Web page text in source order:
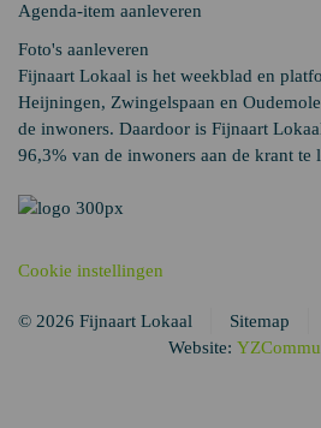
Agenda-item aanleveren
Foto's aanleveren
Fijnaart Lokaal is het weekblad en
Heijningen, Zwingelspaan en
de inwoners. Daardoor is Fijnaart
96,3% van de inwoners aan de krant te
Cookie instellingen
© 2026 Fijnaart Lokaal Sitemap
Website: